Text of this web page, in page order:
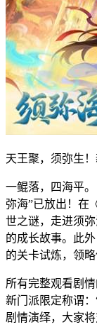
天王聚，须弥生
一鲲落，四海平
弥海”已放出！在
世之谜，走进须
的成长故事。此
的关卡试炼，领
所有完整观看剧
新门派限定称谓
剧情演绎，大家